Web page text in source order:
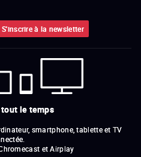
S'inscrire à la newsletter
le temps
smartphone, tablette et TV
et Airplay